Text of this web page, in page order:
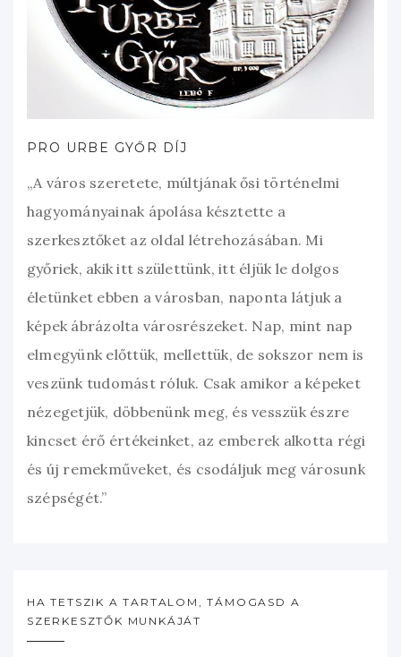
PRO URBE GYŐR DÍJ
„A város szeretete, múltjának ősi történelmi
hagyományainak ápolása késztette a
szerkesztőket az oldal létrehozásában. Mi
győriek, akik itt születtünk, itt éljük le dolgos
életünket ebben a városban, naponta látjuk a
képek ábrázolta városrészeket. Nap, mint nap
elmegyünk előttük, mellettük, de sokszor nem is
veszünk tudomást róluk. Csak amikor a képeket
nézegetjük, döbbenünk meg, és vesszük észre
kincset érő értékeinket, az emberek alkotta régi
és új remekműveket, és csodáljuk meg városunk
szépségét.”
HA TETSZIK A TARTALOM, TÁMOGASD A
SZERKESZTŐK MUNKÁJÁT